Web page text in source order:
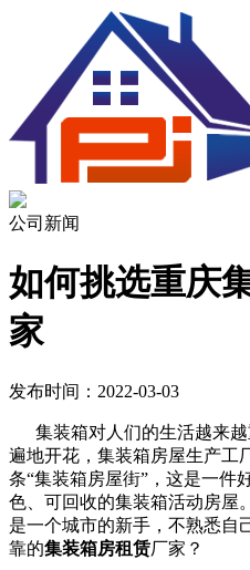
公司新闻
如何挑选重庆
家
发布时间：2022-03-03
集装箱对人们的生活越来越
遍地开花，集装箱房屋生产工
条“集装箱房屋街”，这是一件
色、可回收的集装箱活动房屋
是一个城市的新手，不熟悉自
靠的集装箱房租赁厂家？